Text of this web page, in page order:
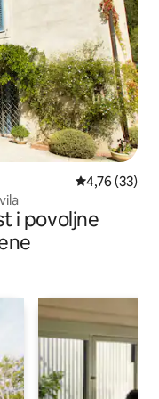
Prosječna
4,76 (33)
i povoljne